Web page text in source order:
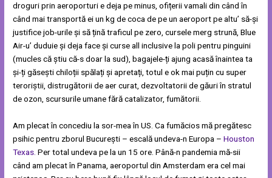
droguri prin aeroporturi e deja pe minus, ofițerii vamali din când în
când mai transportă ei un kg de coca de pe un aeroport pe altu’ să-și
justifice job-urile și să țină traficul pe zero, cursele merg strună, Blue
Air-u’ duduie și deja face și curse all inclusive la poli pentru pinguini
(mucles că știu că-s doar la sud), bagajele-ți ajung acasă înaintea ta
și-ți găsești chiloții spălați și apretați, totul e ok mai puțin cu super
teroriștii, distrugătorii de aer curat, dezvoltatorii de găuri în stratul
de ozon, scursurile umane fără catalizator, fumătorii.
Am plecat în concediu la sor-mea în US. Ca fumăcios mă pregătesc
psihic pentru zborul București – escală undeva-n Europa –Houston
Texas. Per total undeva pe la un 15 ore. Până-n pandemia mă-sii
când am plecat în Panama, aeroportul din Amsterdam era cel mai